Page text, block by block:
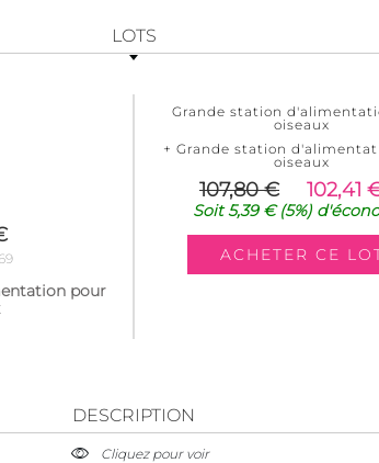
LOTS
pour
Grande station
oiseaux
+ Grande station
oiseaux
107,80 € 102,41
Soit5,39 €(5%)
DESCRIPTION
Cliquez pour voir